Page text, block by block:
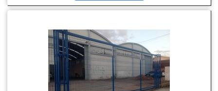
cliente conseguirá proteção com soluções para
necessário para a fixação deste tipo de cercamento.
MAIS INFORM...